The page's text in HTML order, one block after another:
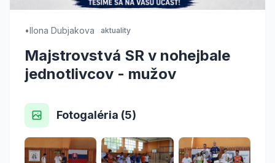
•Ilona Dubjakova aktuality
Majstrovstvá SR v nohejbale
jednotlivcov - mužov
Fotogaléria (5)